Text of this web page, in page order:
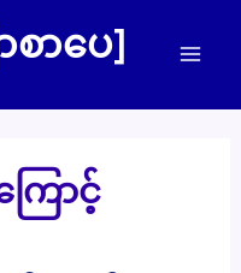
စာပေ]
ောင့်